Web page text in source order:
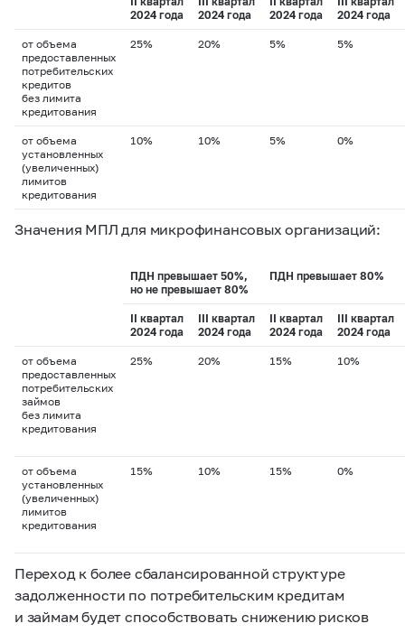
2024 года
2024 года
2024 года
2024 года
от объема
предоставленных
потребительских
кредитов
без лимита
кредитования
25% 20% 5% 5%
от объема
установленных
(увеличенных)
лимитов
кредитования
10% 10% 5% 0%
Значения МПЛ для микрофинансовых организаций:
ПДН превышает 50%,
но не превышает 80%
ПДН превышает 80%
II квартал
2024 года
III квартал
2024 года
II квартал
2024 года
III квартал
2024 года
от объема
предоставленных
потребительских
займов
без лимита
кредитования
25% 20% 15% 10%
от объема
установленных
(увеличенных)
лимитов
кредитования
15% 10% 15% 0%
Переход к более сбалансированной структуре
задолженности по потребительским кредитам
и займам будет способствовать снижению рисков